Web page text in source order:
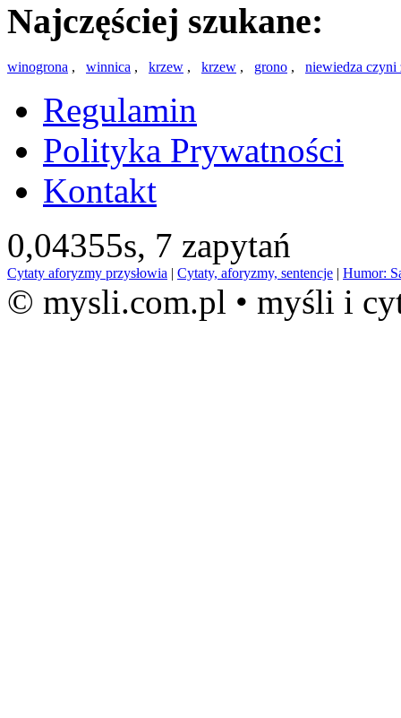
Najczęściej szukane:
winogrona , winnica , krzew , krzew , grono , niewiedza czyni
Regulamin
Polityka Prywatności
Kontakt
0,04355s, 7 zapytań
Cytaty aforyzmy przysłowia | Cytaty, aforyzmy, sentencje | Humor:
© mysli.com.pl • myśli i